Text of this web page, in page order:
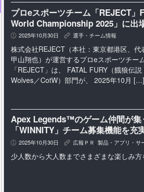
プロeスポーツチーム「REJECT」
World Championship 2025」に出
P 2025年10月30日 K 選手・チーム情報
株式会社REJECT（本社：東京都港区、代
甲山翔也）が運営するプロeスポーツチー
「REJECT」は、 FATAL FURY（餓狼伝
Wolves／CotW）部門が、 2025年10月 […]
Apex Legends™︎のゲーム仲間が集
「WINNITY」チーム募集機能を充
P 2025年10月30日 K 広報ＰＲ 製品・アプリ・サ
少人数から大人数までさまざまな楽しみ方